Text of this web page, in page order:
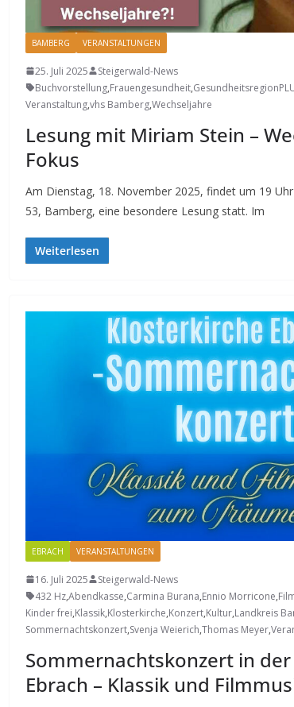
BAMBERG VERANSTALTUNGEN
25. Juli 2025
Steigerwald-News
Buchvorstellung,Frauengesundheit,
Veranstaltung,vhs Bamberg,Wechseljahre
Lesung mit Miriam Stein –
Fokus
Am Dienstag, 18. November 2025, findet um 19
53, Bamberg, eine besondere Lesung statt. Im
Weiterlesen
EBRACH VERANSTALTUNGEN
16. Juli 2025
Steigerwald-News
432 Hz,Abendkasse,Carmina Burana,Ennio Morricone,
Kinder frei,Klassik,Klosterkirche,Konzert,Kultur,Landkreis
Sommernachtskonzert,Svenja Weierich,Thomas Meyer,
Sommernachtskonzert in
Ebrach – Klassik und